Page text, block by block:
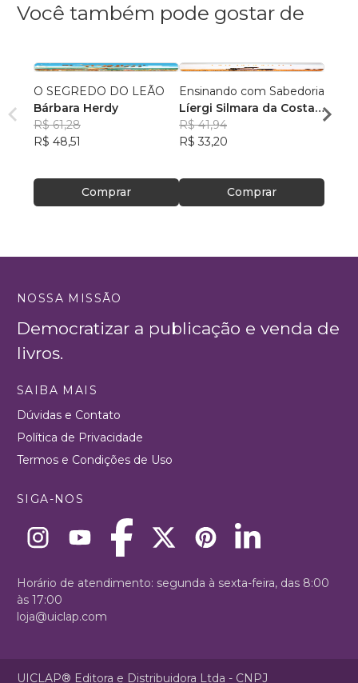
Você também pode gostar de
O SEGREDO DO LEÃO
Bárbara Herdy
R$ 61,28
R$ 48,51
Comprar
Ensinando com Sabedoria
Líergi Silmara da Costa
Altmann
R$ 41,94
R$ 33,20
Comprar
NOSSA MISSÃO
Democratizar a publicação e venda de
livros.
SAIBA MAIS
Dúvidas e Contato
Política de Privacidade
Termos e Condições de Uso
SIGA-NOS
Horário de atendimento: segunda à sexta-feira, das 8:00
às 17:00
loja@uiclap.com
UICLAP® Editora e Distribuidora Ltda - CNPJ